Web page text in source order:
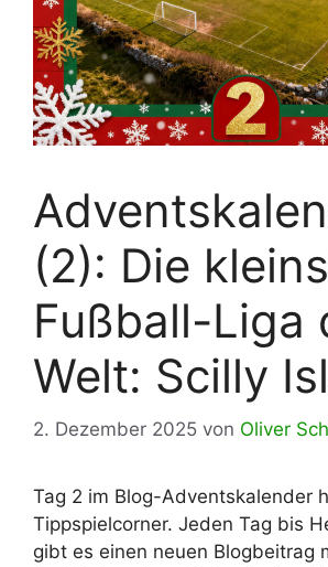
(2): Die
Fußball-Liga
Welt: Scilly
2. Dezember 2025 von Oliver
Tag 2 im Blog-Adventskalender
Tippspielcorner. Jeden Tag bis
gibt es einen neuen Blogbeitrag